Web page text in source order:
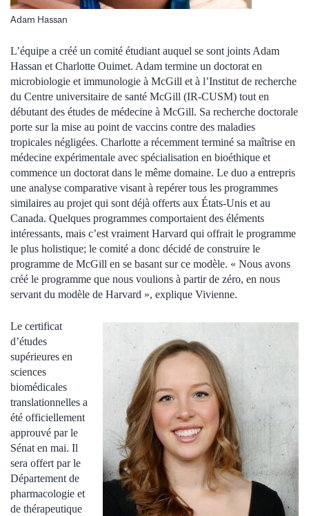
Adam Hassan
L’équipe a créé un comité étudiant auquel se sont joints Adam
Hassan et Charlotte Ouimet. Adam termine un doctorat en
microbiologie et immunologie à McGill et à l’Institut de recherche
du Centre universitaire de santé McGill (IR-CUSM) tout en
débutant des études de médecine à McGill. Sa recherche doctorale
porte sur la mise au point de vaccins contre des maladies
tropicales négligées. Charlotte a récemment terminé sa maîtrise en
médecine expérimentale avec spécialisation en bioéthique et
commence un doctorat dans le même domaine. Le duo a entrepris
une analyse comparative visant à repérer tous les programmes
similaires au projet qui sont déjà offerts aux États-Unis et au
Canada. Quelques programmes comportaient des éléments
intéressants, mais c’est vraiment Harvard qui offrait le programme
le plus holistique; le comité a donc décidé de construire le
programme de McGill en se basant sur ce modèle. « Nous avons
créé le programme que nous voulions à partir de zéro, en nous
servant du modèle de Harvard », explique Vivienne.
Le certificat
d’études
supérieures en
sciences
biomédicales
translationnelles a
été officiellement
approuvé par le
Sénat en mai. Il
sera offert par le
Département de
pharmacologie et
de thérapeutique